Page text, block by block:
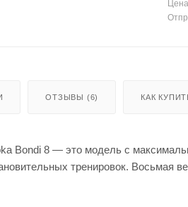
ОТЗЫВЫ (6) КАК
Bondi 8 — это модель с
тренировок. Восьмая